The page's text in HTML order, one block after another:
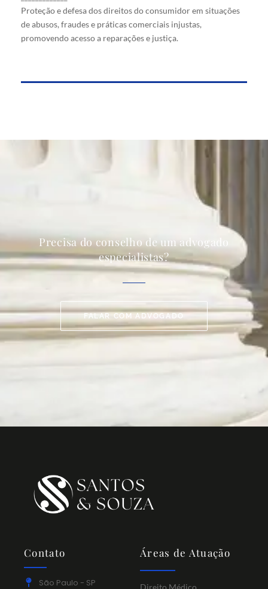
Proteção e defesa dos direitos do consumidor em situações
de abusos, fraudes e práticas comerciais injustas,
promovendo acesso a reparações e justiça.
situações de abusos, fraudes e práticas comerciais
injustas, promovendo acesso a reparações e justiça.
Precisa do conselho de um advogado
especialistas?
FALAR COM ADVOGADO
Contato
São Paulo - SP
Áreas de Atuação
Direito Médico